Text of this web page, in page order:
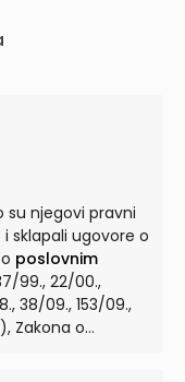
njegovi pravni
sklapali ugovore o
poslovnim
38/09., 153/09.,
Zakona o